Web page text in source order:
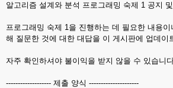
알고리즘 설계와 분석 프로그래밍 숙제 1 공지
프로그래밍 숙제 1을 진행하는 데 필요한 내용
해 질문한 것에 대한 대답을 이 게시판에 업데이
자주 확인하셔야 불이익을 받지 않을 수 있습니
------------------- 제출 양식 ---------------------